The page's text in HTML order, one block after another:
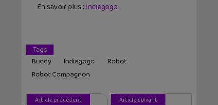
En savoir plus : Indiegogo
Tags
Buddy
Indiegogo
Robot
Robot Compagnon
Article précédent Article suivant